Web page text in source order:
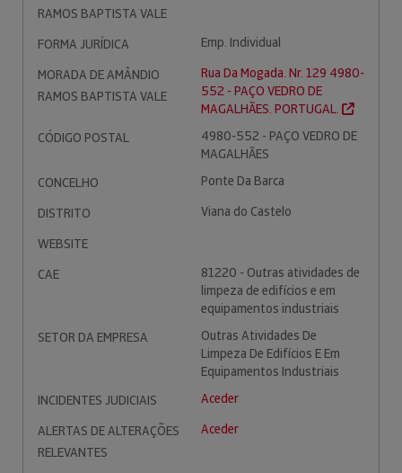
RAMOS BAPTISTA VALE
FORMA JURÍDICA
Emp. Individual
MORADA DE AMÂNDIO
RAMOS BAPTISTA VALE
Rua Da Mogada. Nr. 129 4980-
552 - PAÇO VEDRO DE
MAGALHÃES. PORTUGAL.
CÓDIGO POSTAL
4980-552 - PAÇO VEDRO DE
MAGALHÃES
CONCELHO
Ponte Da Barca
DISTRITO
Viana do Castelo
WEBSITE
CAE
81220 - Outras atividades de
limpeza de edifícios e em
equipamentos industriais
SETOR DA EMPRESA
Outras Atividades De
Limpeza De Edifícios E Em
Equipamentos Industriais
INCIDENTES JUDICIAIS
Aceder
ALERTAS DE ALTERAÇÕES
RELEVANTES
Aceder